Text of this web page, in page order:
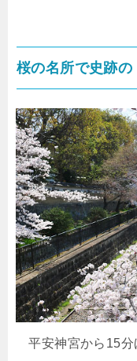
桜の名所で史跡
平安神宮から15分